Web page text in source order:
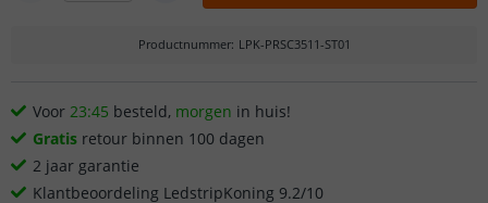
Productnummer: LPK-PRSC3511-ST01
Voor 23:45 besteld, morgen in huis!
Gratis retour binnen 100 dagen
2 jaar garantie
Klantbeoordeling LedstripKoning 9.2/10